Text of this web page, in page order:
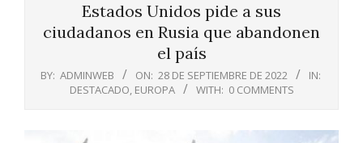
Estados Unidos pide a sus
ciudadanos en Rusia que abandonen
el país
BY: ADMINWEB ON: 28 DE SEPTIEMBRE DE 2022
IN:
DESTACADO, EUROPA WITH: 0 COMMENTS